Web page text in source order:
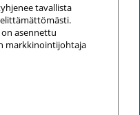
tavallista
asennettu
markkinointijohtaja